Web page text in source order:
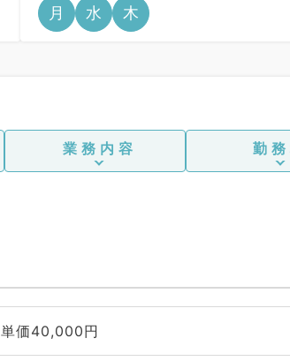
月 水 木
業務内容 勤
単価40,000円